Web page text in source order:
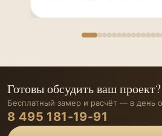
Готовы обсудить ваш проект?
Бесплатный замер и расчёт — в день
8 495 181-19-91